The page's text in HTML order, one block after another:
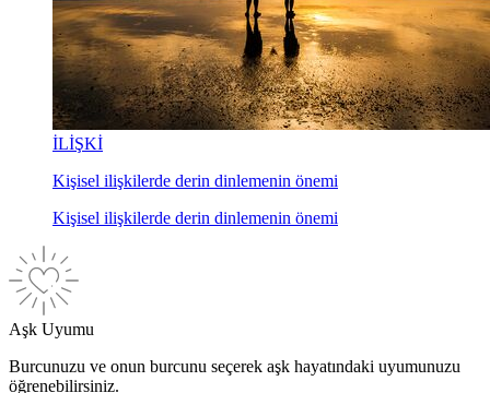
İLİŞKİ
Kişisel ilişkilerde derin dinlemenin önemi
Kişisel ilişkilerde derin dinlemenin önemi
Aşk Uyumu
Burcunuzu ve onun burcunu seçerek aşk hayatındaki uyumunuzu
öğrenebilirsiniz.